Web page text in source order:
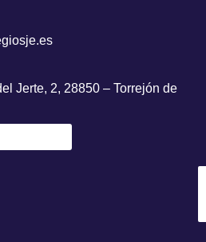
Jerte, 2, 28850 – Torrejón de